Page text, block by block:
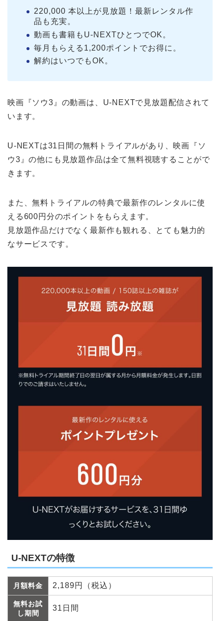
220,000 本以上が見放題！最新レンタル作
品も充実。
動画も書籍もU-NEXTひとつでOK。
毎月もらえる1,200ポイントでお得に。
解約はいつでもOK。
映画『ソウ3』の動画は、U-NEXTで見放題配信されて
います。
U-NEXTは31日間の無料トライアルがあり、映画『ソ
ウ3』の他にも見放題作品は全て無料視聴することがで
きます。
また、無料トライアルの特典で最新作のレンタルに使
える600円分のポイントをもらえます。
見放題作品だけでなく最新作も観れる、とても魅力的
なサービスです。
U-NEXTの特徴
月額料金 2,189円（税込）
無料お試
し期間
31日間